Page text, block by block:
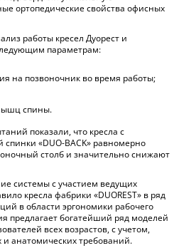
ортопедические свойства офисных
работы кресел Дуорест и
параметрам:
на позвоночник во время работы;
спины.
показали, что кресла с
«DUO-BACK» равномерно
столб и значительно снижают
системы с участием ведущих
кресла фабрики «DUOREST» в ряд
в области эргономики рабочего
предлагает богатейший ряд моделей
всех возрастов, с учетом,
анатомических требований.